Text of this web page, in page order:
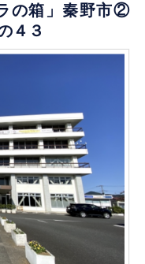
の箱」秦野市②
４３